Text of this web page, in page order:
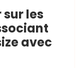
sur les
avec